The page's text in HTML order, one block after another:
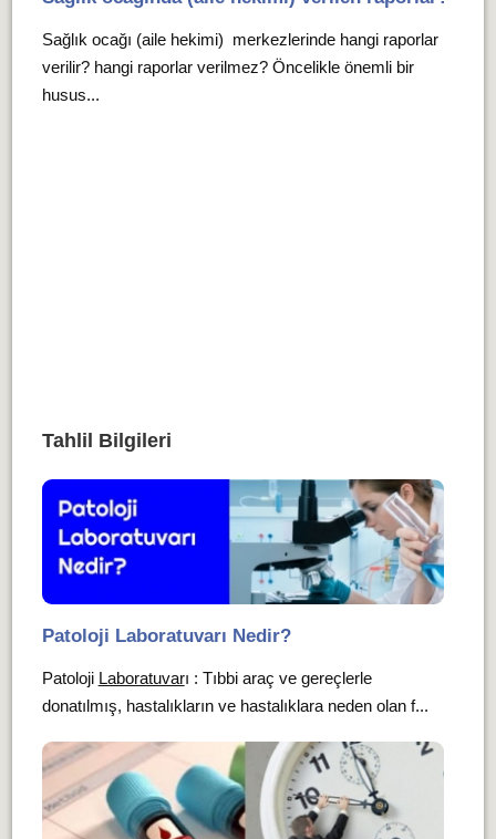
Sağlık ocağı (aile hekimi) merkezlerinde hangi raporlar
verilir? hangi raporlar verilmez? Öncelikle önemli bir
husus...
Tahlil Bilgileri
Patoloji Laboratuvarı Nedir?
Patoloji Laboratuvarı : Tıbbi araç ve gereçlerle
donatılmış, hastalıkların ve hastalıklara neden olan f...